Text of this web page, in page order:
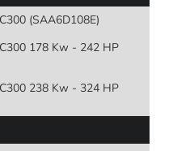
(SAA6D108E)
178 Kw - 242 HP
238 Kw - 324 HP